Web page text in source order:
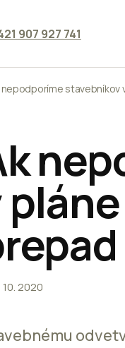
907 927 741
nepodporíme stavebníkov
10. 2020